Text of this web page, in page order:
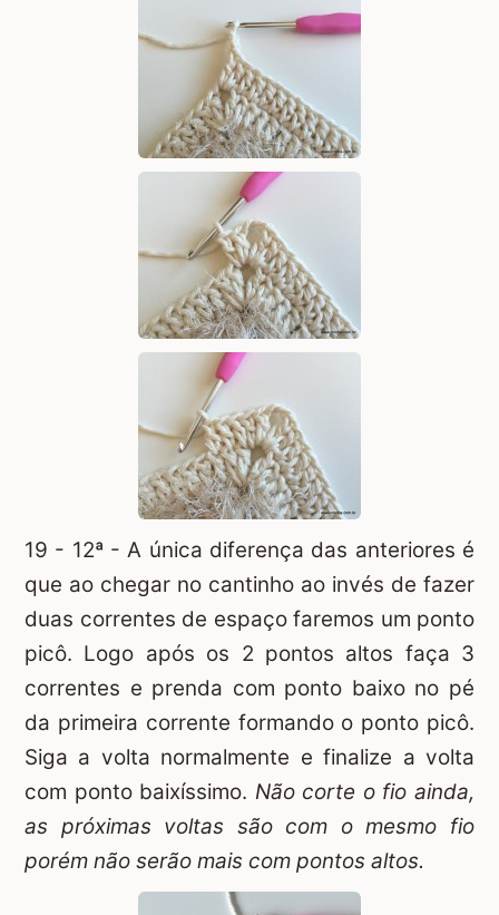
19 - 12ª - A única diferença das anteriores é
que ao chegar no cantinho ao invés de fazer
duas correntes de espaço faremos um ponto
picô. Logo após os 2 pontos altos faça 3
correntes e prenda com ponto baixo no pé
da primeira corrente formando o ponto picô.
Siga a volta normalmente e finalize a volta
com ponto baixíssimo. Não corte o fio ainda,
as próximas voltas são com o mesmo fio
porém não serão mais com pontos altos.